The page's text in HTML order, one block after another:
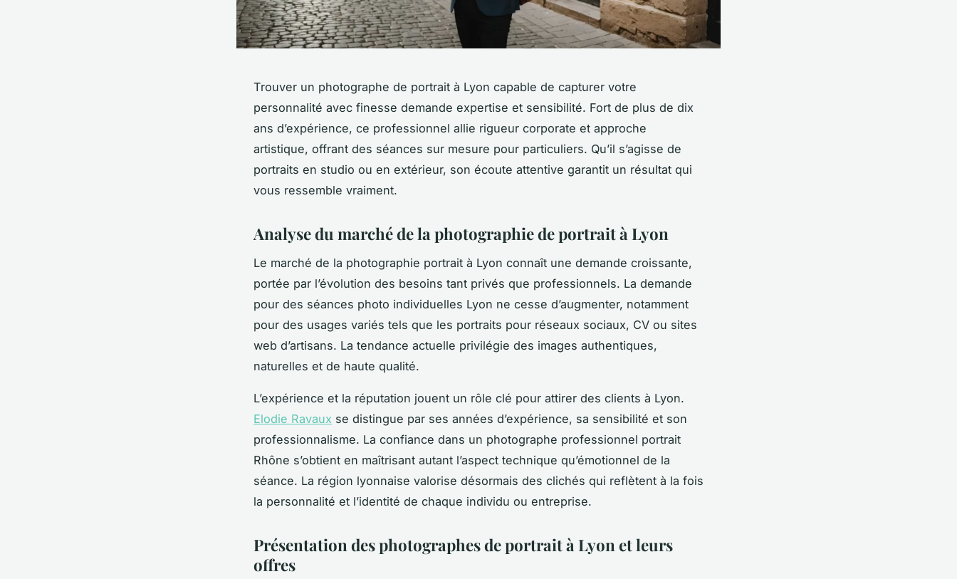
Trouver un photographe de portrait à Lyon capable de capturer votre
personnalité avec finesse demande expertise et sensibilité. Fort de plus de dix
ans d’expérience, ce professionnel allie rigueur corporate et approche
artistique, offrant des séances sur mesure pour particuliers. Qu’il s’agisse de
portraits en studio ou en extérieur, son écoute attentive garantit un résultat qui
vous ressemble vraiment.
Analyse du marché de la photographie de portrait à Lyon
Le marché de la photographie portrait à Lyon connaît une demande croissante,
portée par l’évolution des besoins tant privés que professionnels. La demande
pour des séances photo individuelles Lyon ne cesse d’augmenter, notamment
pour des usages variés tels que les portraits pour réseaux sociaux, CV ou sites
web d’artisans. La tendance actuelle privilégie des images authentiques,
naturelles et de haute qualité.
L’expérience et la réputation jouent un rôle clé pour attirer des clients à Lyon.
Elodie Ravaux se distingue par ses années d’expérience, sa sensibilité et son
professionnalisme. La confiance dans un photographe professionnel portrait
Rhône s’obtient en maîtrisant autant l’aspect technique qu’émotionnel de la
séance. La région lyonnaise valorise désormais des clichés qui reflètent à la fois
la personnalité et l’identité de chaque individu ou entreprise.
Présentation des photographes de portrait à Lyon et leurs
offres